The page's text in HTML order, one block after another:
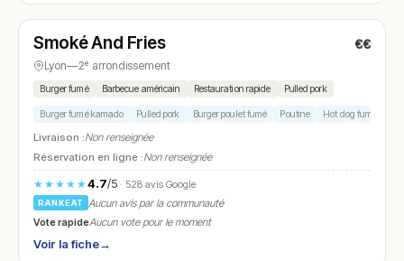
N° 22
Smoké And Fries €€
Lyon—2ᵉ arrondissement
Burger fumé Barbecue américain Restauration rapide Pulled pork
Burger fumé kamado Pulled pork Burger poulet fumé Poutine Hot dog fumé
Livraison :Non renseignée
Réservation en ligne :Non renseignée
★★★★★4.7/5· 528 avis Google
RANKEAT
Aucun avis par la communauté
Vote rapideAucun vote pour le moment
Voir la fiche→